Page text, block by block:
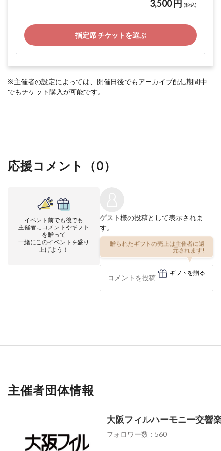
3,500 円 (税込)
指定席 チケットを選ぶ
※主催者の設定によっては、開催日後でもアーカイブ配信期間中
でもチケット購入が可能です。
応援コメント（0）
イベント前でも後でも
主催者にコメントやギフト
を贈って
一緒にこのイベントを盛り
上げよう！
ゲスト様の投稿として表示されま
す。
贈られたギフトの売上は主催者に還
元されます!
ギフトを贈る
主催者団体情報
大阪フィルハーモニー交響
フォロワー数：560